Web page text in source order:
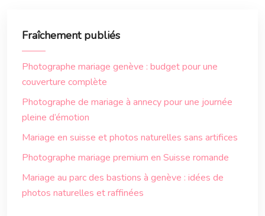
Fraîchement publiés
Photographe mariage genève : budget pour une
couverture complète
Photographe de mariage à annecy pour une journée
pleine d’émotion
Mariage en suisse et photos naturelles sans artifices
Photographe mariage premium en Suisse romande
Mariage au parc des bastions à genève : idées de
photos naturelles et raffinées